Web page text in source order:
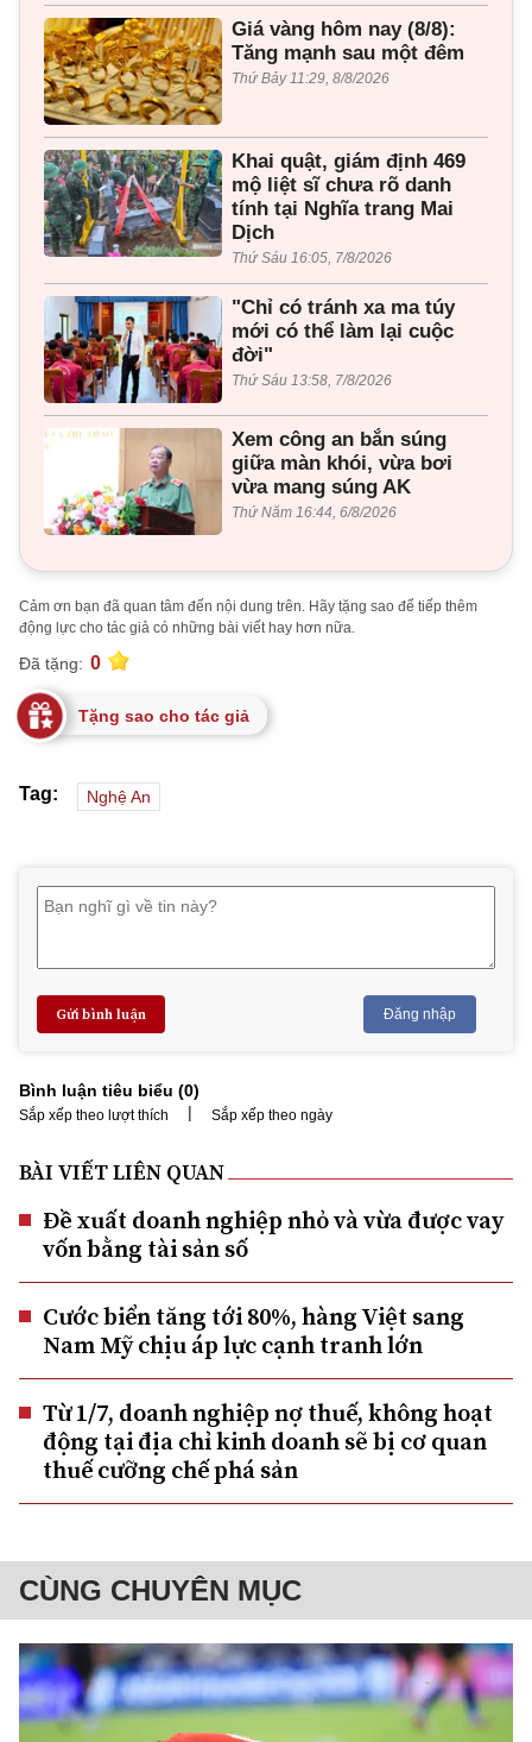
Giá vàng hôm nay (8/8):
Tăng mạnh sau một đêm
Thứ Bảy 11:29, 8/8/2026
Khai quật, giám định 469
mộ liệt sĩ chưa rõ danh
tính tại Nghĩa trang Mai
Dịch
Thứ Sáu 16:05, 7/8/2026
"Chỉ có tránh xa ma túy
mới có thể làm lại cuộc
đời"
Thứ Sáu 13:58, 7/8/2026
Xem công an bắn súng
giữa màn khói, vừa bơi
vừa mang súng AK
Thứ Năm 16:44, 6/8/2026
Cảm ơn bạn đã quan tâm đến nội dung trên. Hãy tặng sao để tiếp thêm
động lực cho tác giả có những bài viết hay hơn nữa.
Đã tặng: 0
Tặng sao cho tác giả
Tag: Nghệ An
Gửi bình luận Đăng nhập
Bình luận tiêu biểu (0)
Sắp xếp theo lượt thích | Sắp xếp theo ngày
BÀI VIẾT LIÊN QUAN
Đề xuất doanh nghiệp nhỏ và vừa được vay
vốn bằng tài sản số
Cước biển tăng tới 80%, hàng Việt sang
Nam Mỹ chịu áp lực cạnh tranh lớn
Từ 1/7, doanh nghiệp nợ thuế, không hoạt
động tại địa chỉ kinh doanh sẽ bị cơ quan
thuế cưỡng chế phá sản
CÙNG CHUYÊN MỤC